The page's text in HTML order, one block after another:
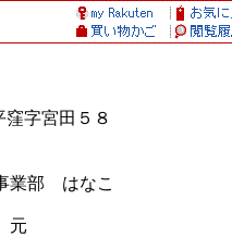
窪字宮田５８
業部 はなこ
元